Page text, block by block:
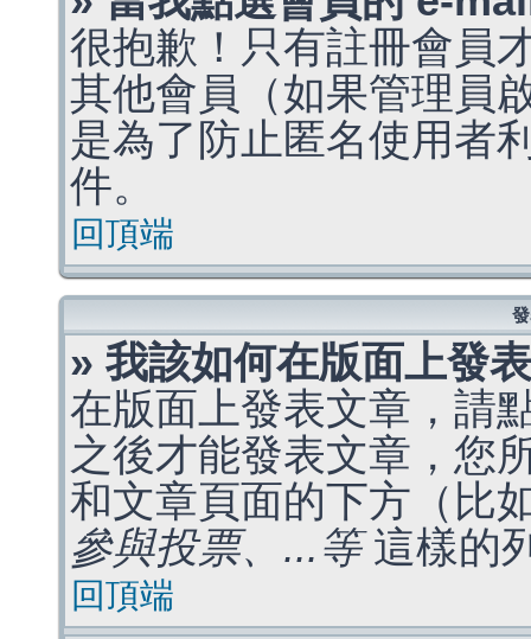
很抱歉！只有註冊會員
其他會員（如果管理員
是為了防止匿名使用者
件。
回頂端
» 我該如何在版面上發
在版面上發表文章，請
之後才能發表文章，您
和文章頁面的下方（比
參與投票、...等這樣的
回頂端